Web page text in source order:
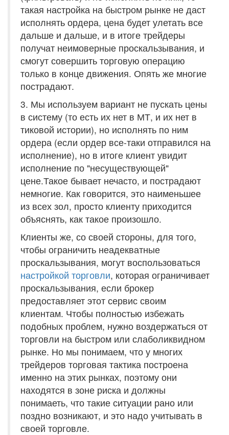
такая настройка на быстром рынке не даст
исполнять ордера, цена будет улетать все
дальше и дальше, и в итоге трейдеры
получат неимоверные проскальзывания, и
смогут совершить торговую операцию
только в конце движения. Опять же многие
пострадают.
3. Мы используем вариант не пускать цены
в систему (то есть их нет в МТ, и их нет в
тиковой истории), но исполнять по ним
ордера (если ордер все-таки отправился на
исполнение), но в итоге клиент увидит
исполнение по "несуществующей"
цене.Такое бывает нечасто, и пострадают
немногие. Как говорится, это наименьшее
из всех зол, просто клиенту приходится
объяснять, как такое произошло.
Клиенты же, со своей стороны, для того,
чтобы ограничить неадекватные
проскальзывания, могут воспользоваться
настройкой торговли, которая ограничивает
проскальзывания, если брокер
предоставляет этот сервис своим
клиентам. Чтобы полностью избежать
подобных проблем, нужно воздержаться от
торговли на быстром или слаболиквидном
рынке. Но мы понимаем, что у многих
трейдеров торговая тактика построена
именно на этих рынках, поэтому они
находятся в зоне риска и должны
понимаеть, что такие ситуации рано или
поздно возникают, и это надо учитывать в
своей торговле.